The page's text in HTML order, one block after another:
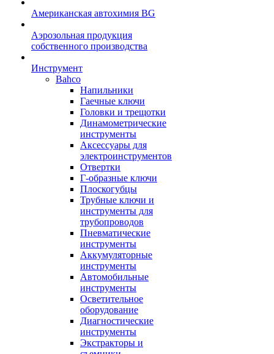
Американская автохимия BG
Аэрозольная продукция
собственного производства
Инструмент
Bahco
Напильники
Гаечные ключи
Головки и трещотки
Динамометрические
инструменты
Аксессуары для
электроинструментов
Отвертки
Г-образные ключи
Плоскогубцы
Трубные ключи и
инструменты для
трубопроводов
Пневматические
инструменты
Аккумуляторные
инструменты
Автомобильные
инструменты
Осветительное
оборудование
Диагностические
инструменты
Экстракторы и